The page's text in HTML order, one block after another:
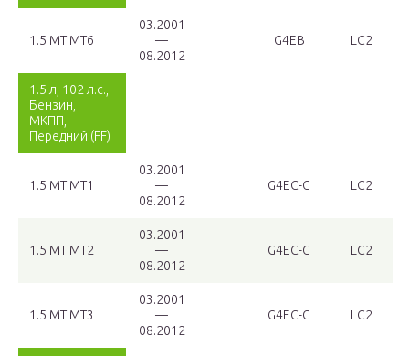
1.5 MT MT6
03.2001
—
08.2012
G4EB LC2
1.5 л, 102 л.с.,
Бензин,
МКПП,
Передний (FF)
1.5 MT MT1
03.2001
—
08.2012
G4EC-G LC2
1.5 MT MT2
03.2001
—
08.2012
G4EC-G LC2
1.5 MT MT3
03.2001
—
08.2012
G4EC-G LC2